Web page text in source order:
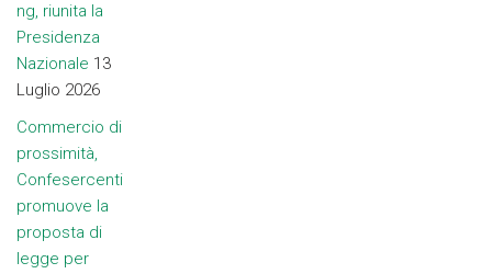
ng, riunita la
Presidenza
Nazionale 13
Luglio 2026
Commercio di
prossimità,
Confesercenti
promuove la
proposta di
legge per